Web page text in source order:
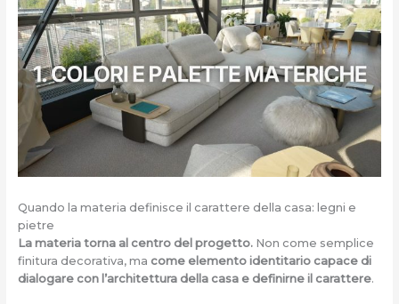
Quando la materia definisce il carattere della casa: legni e
pietre
La materia torna al centro del progetto.Non come semplice
finitura decorativa, ma come elemento identitario capace di
dialogare con l’architettura della casa e definirne il carattere.